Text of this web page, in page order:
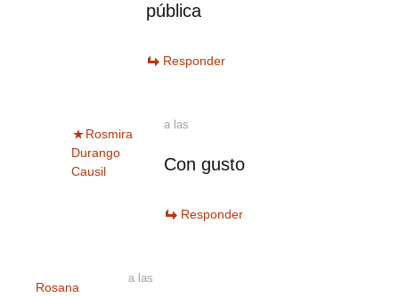
pública
Responder
Rosmira
Durango
Causil
a las
Con gusto
Responder
Rosana
a las